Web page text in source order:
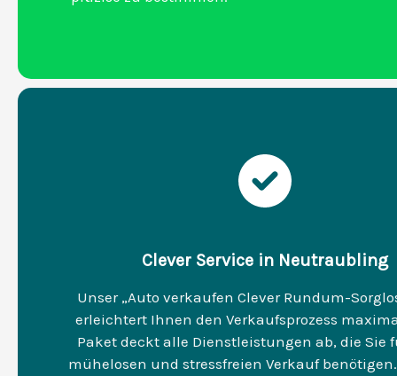
Clever Service in Neutraubling
Unser „Auto verkaufen Clever Rundum-
erleichtert Ihnen den Verkaufsprozess
Paket deckt alle Dienstleistungen ab, die Sie
mühelosen und stressfreien Verkauf